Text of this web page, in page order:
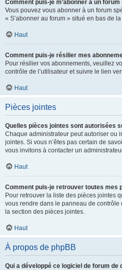
Comment puis-je m’abonner à un
Vous pouvez vous abonner à un forum
« S’abonner au forum » situé en bas de
Haut
Comment puis-je résilier mes
Pour résilier vos abonnements, veuillez
contrôle de l’utilisateur et suivre le lien
Haut
Pièces jointes
Quelles pièces jointes sont autorisées
Chaque administrateur peut autoriser ou
jointes. Si vous n’êtes pas certain de
vous invitons à contacter un
Haut
Comment puis-je retrouver toutes mes
Pour retrouver la liste des pièces jointes
vous rendre dans le panneau de contrôle
la section des pièces jointes.
Haut
À propos de phpBB
Qui a développé ce logiciel de forum de